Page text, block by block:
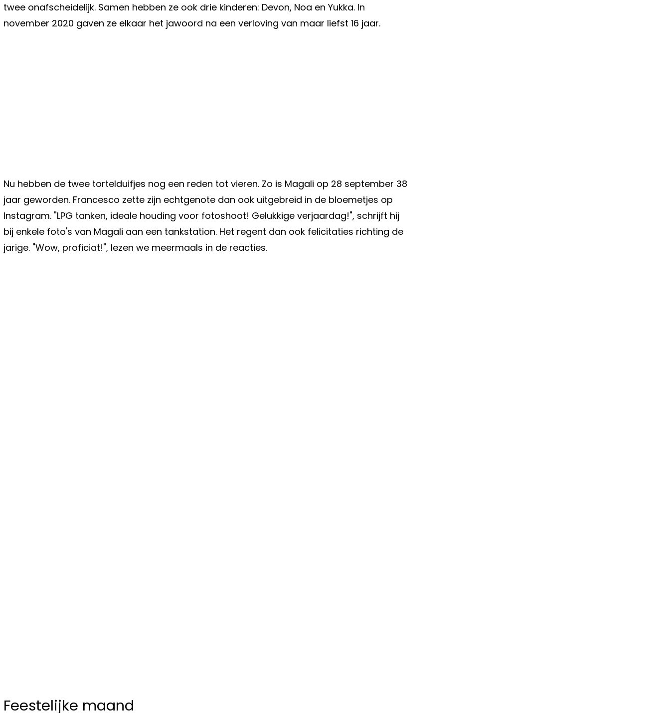
twee onafscheidelijk. Samen hebben ze ook drie kinderen: Devon, Noa en Yukka. In
november 2020 gaven ze elkaar het jawoord na een verloving van maar liefst 16 jaar.
Nu hebben de twee tortelduifjes nog een reden tot vieren. Zo is Magali op 28 september 38
jaar geworden. Francesco zette zijn echtgenote dan ook uitgebreid in de bloemetjes op
Instagram. "LPG tanken, ideale houding voor fotoshoot! Gelukkige verjaardag!", schrijft hij
bij enkele foto's van Magali aan een tankstation. Het regent dan ook felicitaties richting de
jarige. "Wow, proficiat!", lezen we meermaals in de reacties.
Feestelijke maand